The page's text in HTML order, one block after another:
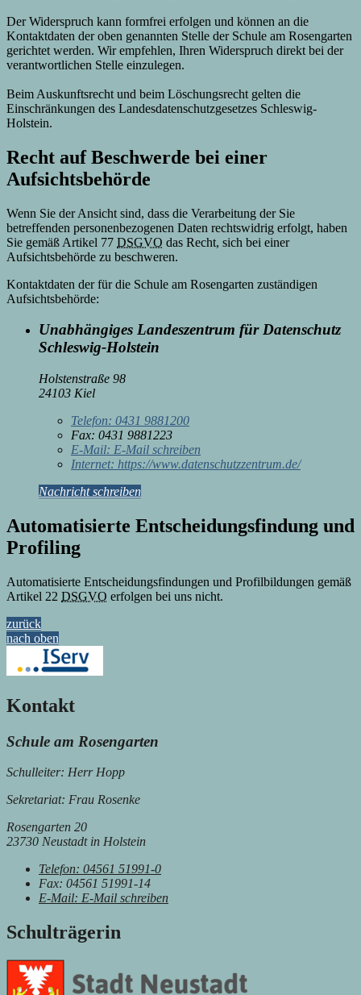
Der Widerspruch kann formfrei erfolgen und können an die
Kontaktdaten der oben genannten Stelle der Schule am Rosengarten
gerichtet werden. Wir empfehlen, Ihren Widerspruch direkt bei der
verantwortlichen Stelle einzulegen.
Beim Auskunftsrecht und beim Löschungsrecht gelten die
Einschränkungen des Landesdatenschutzgesetzes Schleswig-
Holstein.
Recht auf Beschwerde bei einer
Aufsichtsbehörde
Wenn Sie der Ansicht sind, dass die Verarbeitung der Sie
betreffenden personenbezogenen Daten rechtswidrig erfolgt, haben
Sie gemäß Artikel 77 DSGVO das Recht, sich bei einer
Aufsichtsbehörde zu beschweren.
Kontaktdaten der für die Schule am Rosengarten zuständigen
Aufsichtsbehörde:
Unabhängiges Landeszentrum für Datenschutz
Schleswig-Holstein
Holstenstraße 98
24103 Kiel
Telefon: 0431 9881200
Fax: 0431 9881223
E-Mail: E-Mail schreiben
Internet: https://www.datenschutzzentrum.de/
Nachricht schreiben
Automatisierte Entscheidungsfindung und
Profiling
Automatisierte Entscheidungsfindungen und Profilbildungen gemäß
Artikel 22 DSGVO erfolgen bei uns nicht.
zurück
nach oben
Kontakt
Schule am Rosengarten
Schulleiter: Herr Hopp
Sekretariat: Frau Rosenke
Rosengarten 20
23730 Neustadt in Holstein
Telefon: 04561 51991-0
Fax: 04561 51991-14
E-Mail: E-Mail schreiben
Schulträgerin